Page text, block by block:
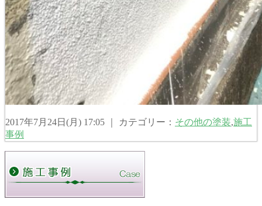
2017年7月24日(月) 17:05 ｜ カテゴリー： その他の塗装,施工
事例